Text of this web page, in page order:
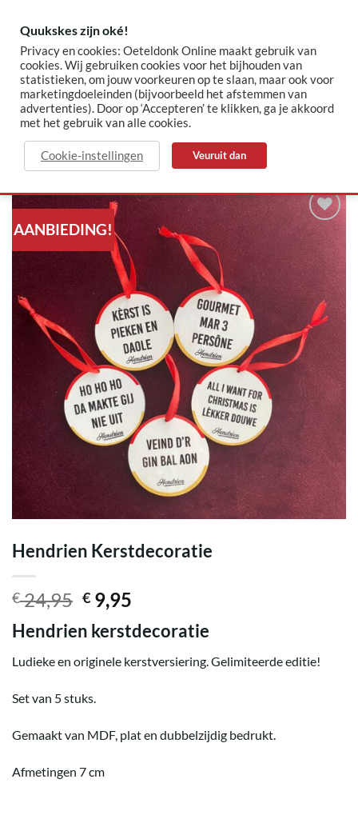
content
✓ Sinds 2015 jouw Oeteldonk-shop ✓ Veilig betalen via Mollie
HOME / BLACK FRIDAY
AANBIEDING!
Toevoegen
aan
verlanglijst
Hendrien Kerstdecoratie
€24,95 Oorspronkelijke
prijs
was:
€ 24,95.
€ 9,95
prijs
is:
€ 9,95.
Hendrien kerstdecoratie
Ludieke en originele kerstversiering. Gelimiteerde editie!
Set van 5 stuks.
Gemaakt van MDF, plat en dubbelzijdig bedrukt.
Afmetingen 7 cm
Quukskes zijn oké!
Privacy en cookies: Oeteldonk Online maakt gebruik van
cookies. Wij gebruiken cookies voor het bijhouden van
statistieken, om jouw voorkeuren op te slaan, maar ook voor
marketingdoeleinden (bijvoorbeeld het afstemmen van
advertenties). Door op ‘Accepteren’ te klikken, ga je akkoord
met het gebruik van alle cookies.
Cookie-instellingen Veuruit dan